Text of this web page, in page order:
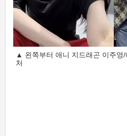
▲ 왼쪽부터 애니 지드래곤 이주영
처